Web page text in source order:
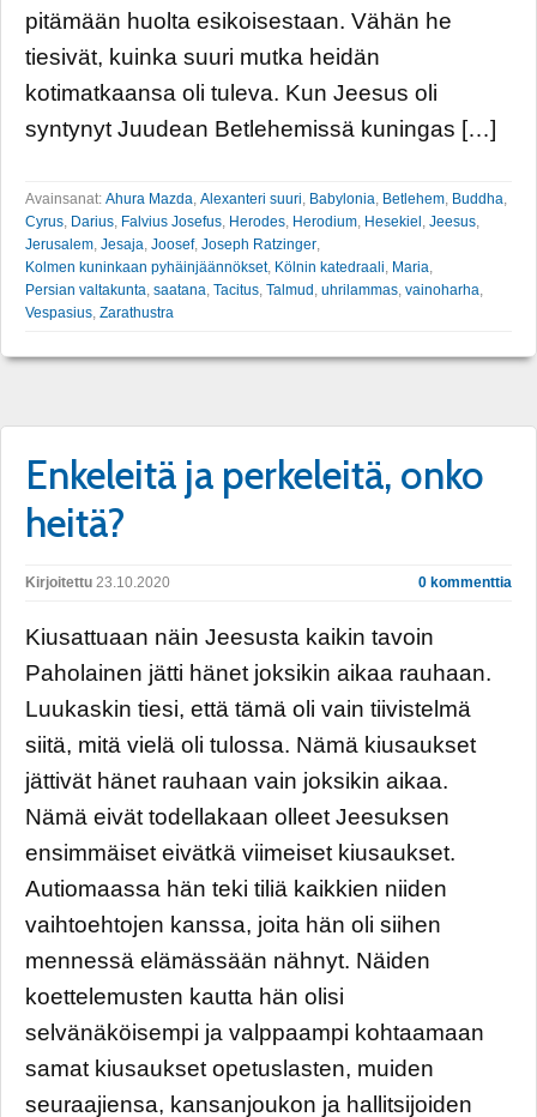
pitämään huolta esikoisestaan. Vähän he
tiesivät, kuinka suuri mutka heidän
kotimatkaansa oli tuleva. Kun Jeesus oli
syntynyt Juudean Betlehemissä kuningas […]
Avainsanat: Ahura Mazda, Alexanteri suuri, Babylonia, Betlehem, Buddha,
Cyrus, Darius, Falvius Josefus, Herodes, Herodium, Hesekiel , Jeesus,
Jerusalem, Jesaja, Joosef, Joseph Ratzinger,
Kolmen kuninkaan pyhäinjäännökset, Kölnin katedraali, Maria,
Persian valtakunta, saatana, Tacitus, Talmud , uhrilammas, vainoharha,
Vespasius, Zarathustra
Enkeleitä ja perkeleitä, onko
heitä?
Kirjoitettu 23.10.2020 0 kommenttia
Kiusattuaan näin Jeesusta kaikin tavoin
Paholainen jätti hänet joksikin aikaa rauhaan.
Luukaskin tiesi, että tämä oli vain tiivistelmä
siitä, mitä vielä oli tulossa. Nämä kiusaukset
jättivät hänet rauhaan vain joksikin aikaa.
Nämä eivät todellakaan olleet Jeesuksen
ensimmäiset eivätkä viimeiset kiusaukset.
Autiomaassa hän teki tiliä kaikkien niiden
vaihtoehtojen kanssa, joita hän oli siihen
mennessä elämässään nähnyt. Näiden
koettelemusten kautta hän olisi
selvänäköisempi ja valppaampi kohtaamaan
samat kiusaukset opetuslasten, muiden
seuraajiensa, kansanjoukon ja hallitsijoiden